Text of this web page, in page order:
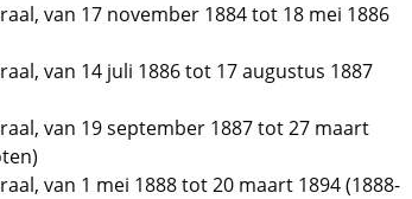
van 17 november 1884 tot 18 mei 1886
van 14 juli 1886 tot 17 augustus 1887
van 19 september 1887 tot 27 maart
van 1 mei 1888 tot 20 maart 1894 (1888-